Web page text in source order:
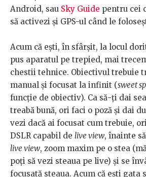
Android, sau Sky Guide pentru cei
să activezi şi GPS-ul când le
Acum că ești, în sfârşit, la locul
pus aparatul pe trepied, mai
chestii tehnice. Obiectivul trebuie
manual şi focusat la infinit (sweet
funcţie de obiectiv). Ca să-ți dai
treabă bună, ori faci o poză şi dai
vezi dacă ai focusat cum trebuie,
DSLR capabil de live view, înainte
live view, zoom maxim pe o stea
poţi să vezi steaua pe live) şi se
focusată steaua. Acum că ești gata